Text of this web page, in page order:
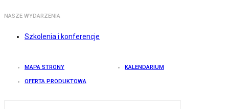
NASZE WYDARZENIA
Szkolenia i konferencje
MAPA STRONY KALENDARIUM
OFERTA PRODUKTOWA